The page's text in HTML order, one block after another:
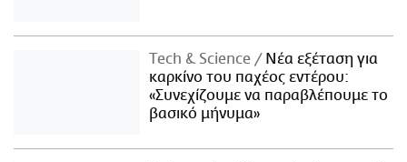
Τech & Science
Νέα εξέταση για
καρκίνο του παχέος εντέρου:
«Συνεχίζουμε να παραβλέπουμε το
βασικό μήνυμα»